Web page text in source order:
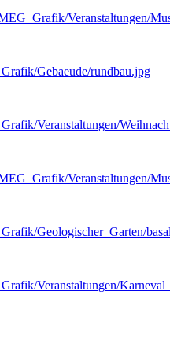
Veranstaltungen/
Gebaeude/rundbau.jpg
Veranstaltungen/
Veranstaltungen/
Geologischer_Garten/
Veranstaltungen/